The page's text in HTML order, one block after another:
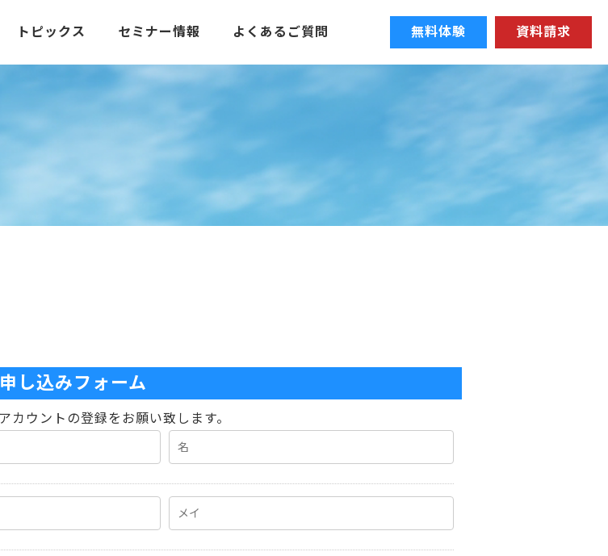
トピックス セミナー情報 よくあるご質問 無料体験 資料請求
し込みフォーム
ウントの登録をお願い致します。